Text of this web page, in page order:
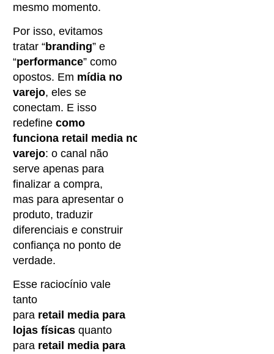
mesmo momento.
Por isso, evitamos
tratar “branding” e
“performance” como
opostos. Em mídia no
varejo, eles se
conectam. E isso
redefine como
funciona retail media no
varejo: o canal não
serve apenas para
finalizar a compra,
mas para apresentar o
produto, traduzir
diferenciais e construir
confiança no ponto de
verdade.
Esse raciocínio vale
tanto
para retail media para
lojas físicasquanto
para retail media para